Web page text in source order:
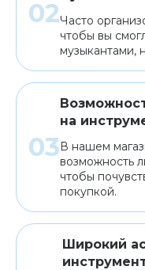
Часто
чтобы вы
музыкантами,
на
В нашем
возможность
чтобы
покупкой.
Широкий